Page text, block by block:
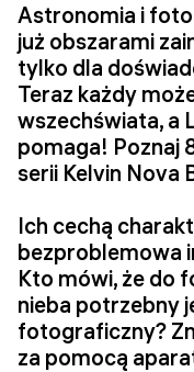
Astronomia i
już obszarami
tylko dla
Teraz każdy
wszechświata, a
pomaga! Poznaj
serii Kelvin Nova
Ich cechą
bezproblemowa
Kto mówi, że do
nieba potrzebny
fotograficzny?
za pomocą